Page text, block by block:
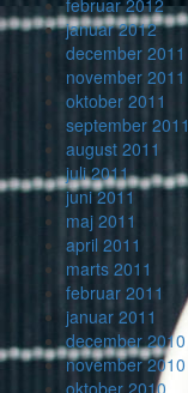
februar 2012
januar 2012
december 2011
november 2011
oktober 2011
september 2011
august 2011
juli 2011
juni 2011
maj 2011
april 2011
marts 2011
februar 2011
januar 2011
december 2010
november 2010
oktober 2010